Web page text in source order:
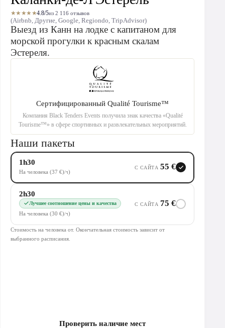
★★★★★4.8/5из 2 116 отзывов
(Airbnb, Другие, Google, Regiondo, TripAdvisor)
Выезд из Канн на лодке с капитаном для
морской прогулки к красным скалам
Эстереля.
Сертифицированный Qualité Tourisme™
Компания Black Tenders Events получила знак качества «Qualité
Tourisme™» в сфере спортивных и развлекательных мероприятий.
Наши пакеты
1h30
На человека (37 €)/ч)
С САЙТА 55 €
2h30
Лучшее соотношение цены и качества
На человека (30 €)/ч)
С САЙТА 75 €
Стоимость на человека от. Окончательная стоимость зависит от
выбранного расписания.
Проверить наличие мест